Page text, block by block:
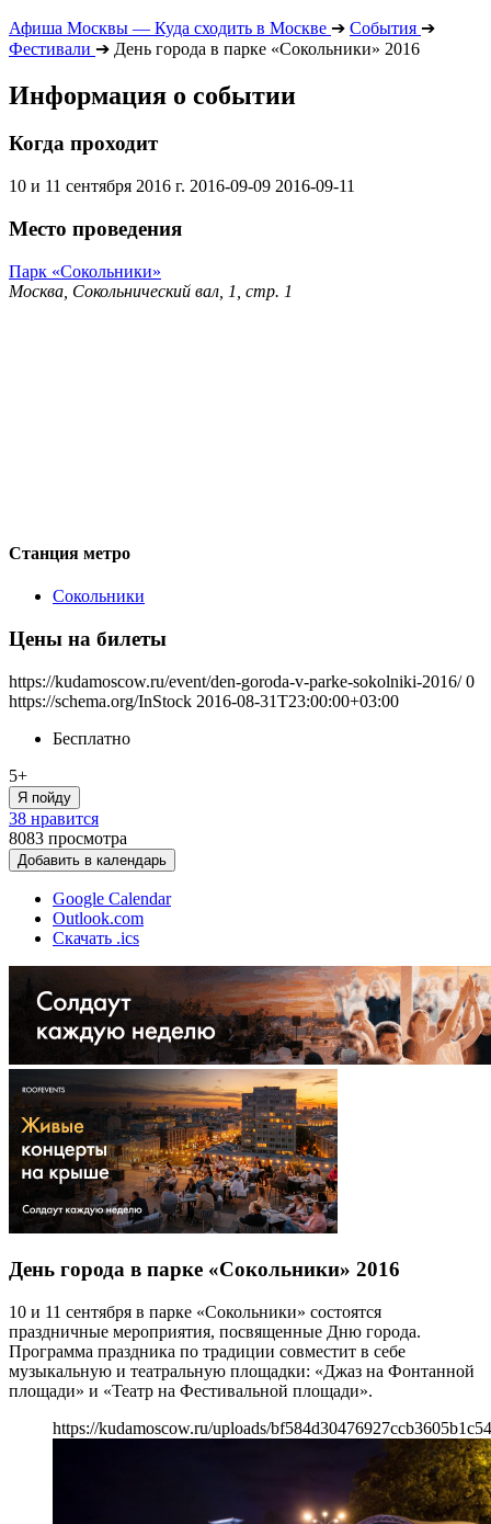
Афиша Москвы — Куда сходить в Москве ➔ События ➔
Фестивали ➔ День города в парке «Сокольники» 2016
Информация о событии
Когда проходит
10 и 11 сентября 2016 г. 2016-09-09 2016-09-11
Место проведения
Парк «Сокольники»
Москва, Сокольнический вал, 1, стр. 1
Станция метро
Сокольники
Цены на билеты
https://kudamoscow.ru/event/den-goroda-v-parke-sokolniki-2016/ 0
https://schema.org/InStock 2016-08-31T23:00:00+03:00
Бесплатно
5+
Я пойду
38 нравится
8083 просмотра
Добавить в календарь
Google Calendar
Outlook.com
Скачать .ics
День города в парке «Сокольники» 2016
10 и 11 сентября в парке «Сокольники» состоятся
праздничные мероприятия, посвященные Дню города.
Программа праздника по традиции совместит в себе
музыкальную и театральную площадки: «Джаз на Фонтанной
площади» и «Театр на Фестивальной площади».
https://kudamoscow.ru/uploads/